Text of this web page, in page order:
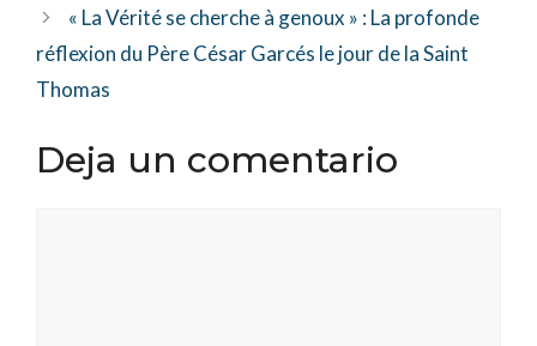
« La Vérité se cherche à genoux » : La profonde
réflexion du Père César Garcés le jour de la Saint
Thomas
Deja un comentario